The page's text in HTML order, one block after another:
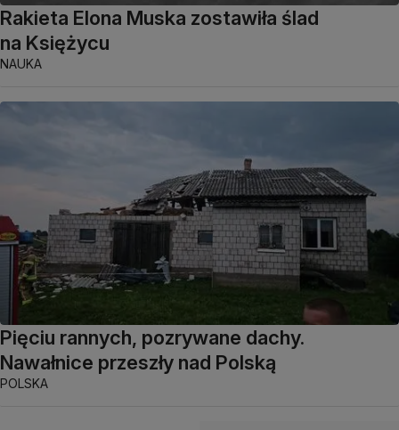
Rakieta Elona Muska zostawiła ślad
na Księżycu
NAUKA
Pięciu rannych, pozrywane dachy.
Nawałnice przeszły nad Polską
POLSKA